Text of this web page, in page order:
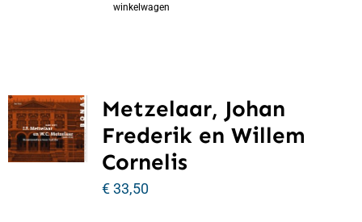
winkelwagen
Metzelaar, Johan
Frederik en Willem
Cornelis
€33,50